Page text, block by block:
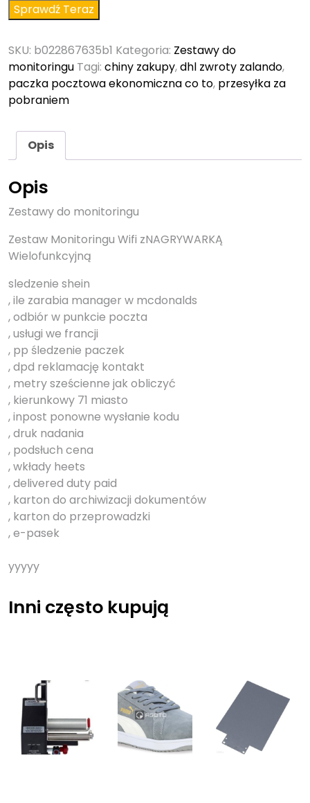
Sprawdź Teraz
SKU: b022867635b1 Kategoria: Zestawy do
monitoringu Tagi: chiny zakupy,dhl zwroty zalando,
paczka pocztowa ekonomiczna co to, przesyłka za
pobraniem
Opis
Opis
Zestawy do monitoringu
Zestaw Monitoringu Wifi zNAGRYWARKĄ
Wielofunkcyjną
sledzenie shein
, ile zarabia manager w mcdonalds
, odbiór w punkcie poczta
, usługi we francji
, pp śledzenie paczek
, dpd reklamację kontakt
, metry sześcienne jak obliczyć
, kierunkowy 71 miasto
, inpost ponowne wysłanie kodu
, druk nadania
, podsłuch cena
, wkłady heets
, delivered duty paid
, karton do archiwizacji dokumentów
, karton do przeprowadzki
, e-pasek
yyyyy
Inni często kupują